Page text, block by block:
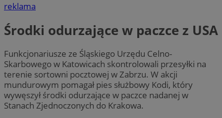
reklama
Środki odurzające w paczce z USA
Funkcjonariusze ze Śląskiego Urzędu Celno-
Skarbowego w Katowicach skontrolowali przesyłki na
terenie sortowni pocztowej w Zabrzu. W akcji
mundurowym pomagał pies służbowy Kodi, który
wywęszył środki odurzające w paczce nadanej w
Stanach Zjednoczonych do Krakowa.